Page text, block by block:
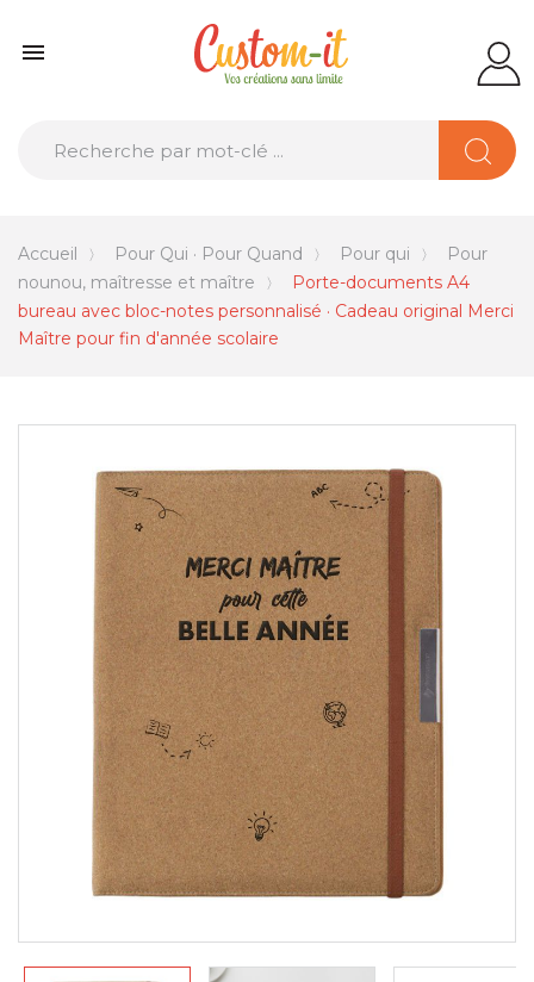

Accueil Pour Qui · Pour Quand Pour qui
Pour
nounou, maîtresse et maître
Porte-documents A4
bureau avec bloc-notes personnalisé · Cadeau original Merci
Maître pour fin d'année scolaire